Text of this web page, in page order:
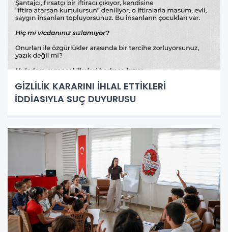
GİZLİLİK KARARINI İHLAL ETTİKLERİ
İDDİASIYLA SUÇ DUYURUSU